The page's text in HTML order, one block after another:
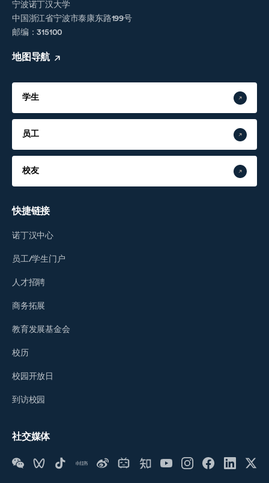
宁波诺丁汉大学
中国浙江省宁波市泰康东路199号
邮编：315100
地图导航
学生
员工
校友
快捷链接
诺丁汉中心
员工/学生门户
人才招聘
商务拓展
教育发展基金会
校历
校园开放日
到访校园
社交媒体